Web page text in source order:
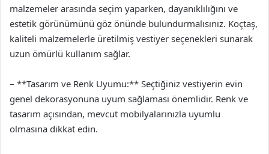
malzemeler arasında seçim yaparken, dayanıklılığını ve
estetik görünümünü göz önünde bulundurmalısınız. Koçtaş,
kaliteli malzemelerle üretilmiş vestiyer seçenekleri sunarak
uzun ömürlü kullanım sağlar.
– **Tasarım ve Renk Uyumu:** Seçtiğiniz vestiyerin evin
genel dekorasyonuna uyum sağlaması önemlidir. Renk ve
tasarım açısından, mevcut mobilyalarınızla uyumlu
olmasına dikkat edin.